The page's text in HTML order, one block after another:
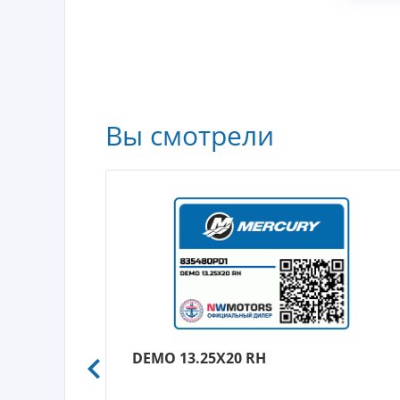
Вы смотрели
DEMO 13.25X20 RH